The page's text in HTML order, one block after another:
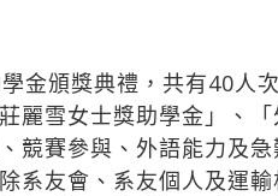
金頒獎典禮，共有40人
麗雪女士獎助學金」、
競賽參與、外語能力及急
友會、系友個人及運